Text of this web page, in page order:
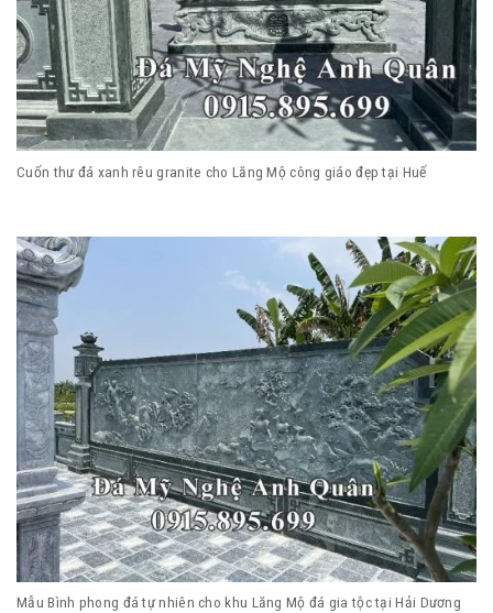
Cuốn thư đá xanh rêu granite cho Lăng Mộ công giáo đẹp tại Huế
Mẫu Bình phong đá tự nhiên cho khu Lăng Mộ đá gia tộc tại Hải Dương